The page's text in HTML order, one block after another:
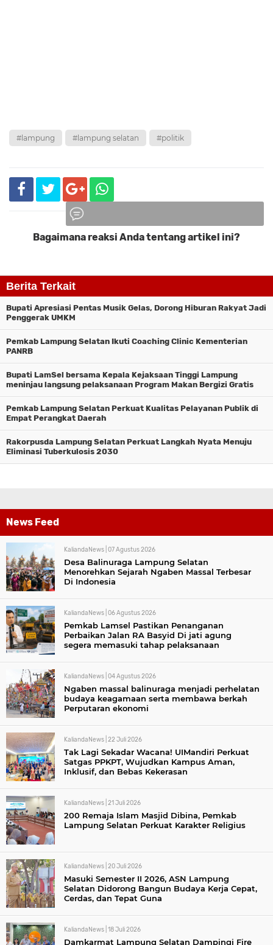
#lampung #lampung selatan #politik
Komentar
Bagaimana reaksi Anda tentang artikel ini?
Berita Terkait
Bupati Apresiasi Pentas Musik Gelas, Dorong Hiburan Rakyat Jadi
Penggerak UMKM
Pemkab Lampung Selatan Ikuti Coaching Clinic Kementerian
PANRB
Bupati LamSel bersama Kepala Kejaksaan Tinggi Lampung
meninjau langsung pelaksanaan Program Makan Bergizi Gratis
(MBG) di Kecamatan Natar
Pemkab Lampung Selatan Perkuat Kualitas Pelayanan Publik di
Empat Perangkat Daerah
Rakorpusda Lampung Selatan Perkuat Langkah Nyata Menuju
Eliminasi Tuberkulosis 2030
News Feed
KaliandaNews | 07 Agustus 2026
Desa Balinuraga Lampung Selatan
Menorehkan Sejarah Ngaben Massal Terbesar
Di Indonesia
KaliandaNews | 06 Agustus 2026
Pemkab Lamsel Pastikan Penanganan
Perbaikan Jalan RA Basyid Di jati agung
segera memasuki tahap pelaksanaan
KaliandaNews | 04 Agustus 2026
Ngaben massal balinuraga menjadi perhelatan
budaya keagamaan serta membawa berkah
Perputaran ekonomi
KaliandaNews | 22 Juli 2026
Tak Lagi Sekadar Wacana! UIMandiri Perkuat
Satgas PPKPT, Wujudkan Kampus Aman,
Inklusif, dan Bebas Kekerasan
KaliandaNews | 21 Juli 2026
200 Remaja Islam Masjid Dibina, Pemkab
Lampung Selatan Perkuat Karakter Religius
KaliandaNews | 20 Juli 2026
Masuki Semester II 2026, ASN Lampung
Selatan Didorong Bangun Budaya Kerja Cepat,
Cerdas, dan Tepat Guna
KaliandaNews | 18 Juli 2026
Damkarmat Lampung Selatan Dampingi Fire